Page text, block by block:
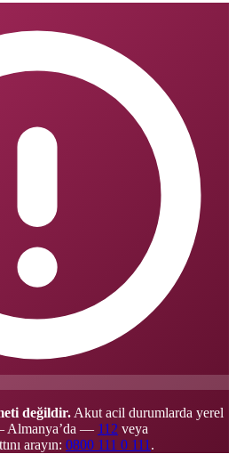
değildir. Akut acil durumlarda yerel
Almanya’da — 112 veya
arayın: 0800 111 0 111 .